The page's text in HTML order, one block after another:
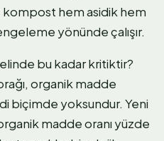
kompost hem asidik hem
yönünde çalışır.
bu kadar kritiktir?
organik madde
biçimde yoksundur. Yeni
madde oranı yüzde